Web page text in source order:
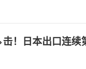
！日本出口连续